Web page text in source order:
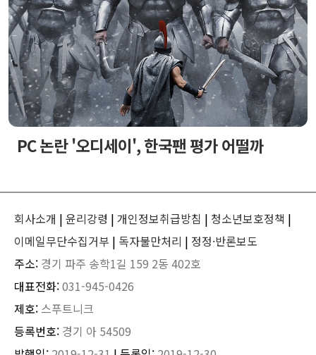
PC 논란 '오디세이', 한국팬 평가 어떨까
회사소개 | 윤리강령 | 개인정보취급방침 | 청소년보호정책 |
이메일무단수집거부 | 독자불만처리 | 정정·반론보도
주소: 경기 파주 송학1길 159 2동 402호
대표전화:031-945-0426
제호: 스푸트니크
등록번호: 경기 아 54509